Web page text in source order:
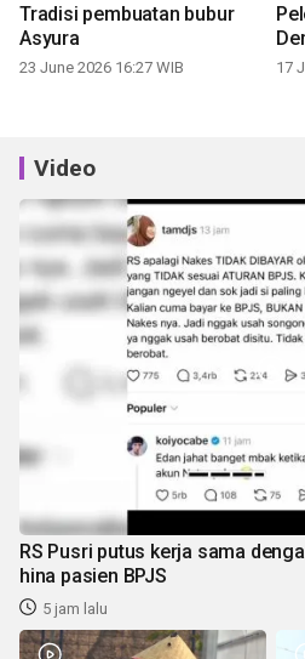
Tradisi pembuatan bubur
Asyura
23 June 2026 16:27 WIB 17
Video
RS Pusri putus kerja sama
hina pasien BPJS
5 jam lalu